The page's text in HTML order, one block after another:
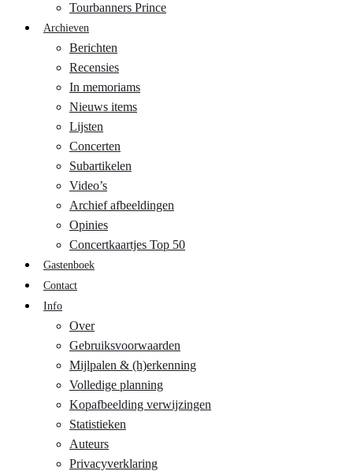
Tourbanners Prince
Archieven
Berichten
Recensies
In memoriams
Nieuws items
Lijsten
Concerten
Subartikelen
Video’s
Archief afbeeldingen
Opinies
Concertkaartjes Top 50
Gastenboek
Contact
Info
Over
Gebruiksvoorwaarden
Mijlpalen & (h)erkenning
Volledige planning
Kopafbeelding verwijzingen
Statistieken
Auteurs
Privacyverklaring